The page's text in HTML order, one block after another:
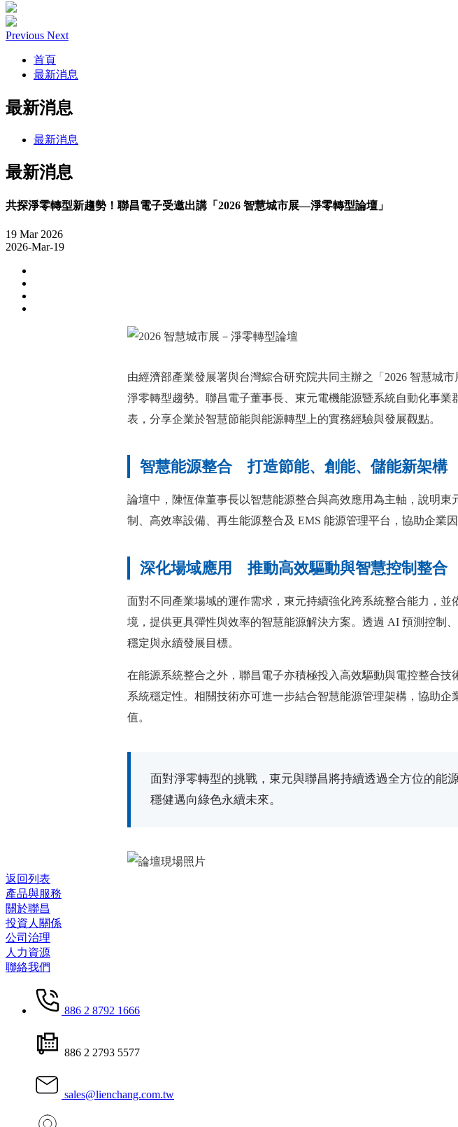
Previous Next
首頁
最新消息
最新消息
最新消息
最新消息
共探淨零轉型新趨勢！聯昌電子受邀出講「2026 智慧城市展—淨零轉型論壇」
19 Mar 2026
2026-Mar-19
由經濟部產業發展署與台灣綜合研究院共同主辦之「2026 智慧城
淨零轉型趨勢。聯昌電子董事長、東元電機能源暨系統自動化事
表，分享企業於智慧節能與能源轉型上的實務經驗與發展觀點。
智慧能源整合 打造節能、創能、儲能新架構
論壇中，陳恆偉董事長以智慧能源整合與高效應用為主軸，說明
制、高效率設備、再生能源整合及 EMS 能源管理平台，協助企業
深化場域應用 推動高效驅動與智慧控制整合
面對不同產業場域的運作需求，東元持續強化跨系統整合能力，
境，提供更具彈性與效率的智慧能源解決方案。透過 AI 預測控制
穩定與永續發展目標。
在能源系統整合之外，聯昌電子亦積極投入高效驅動與電控整合
系統穩定性。相關技術亦可進一步結合智慧能源管理架構，協助
值。
面對淨零轉型的挑戰，東元與聯昌將持續透過全方位的能
穩健邁向綠色永續未來。
返回列表
產品與服務
關於聯昌
投資人關係
公司治理
人力資源
聯絡我們
886 2 8792 1666
886 2 2793 5577
sales@lienchang.com.tw